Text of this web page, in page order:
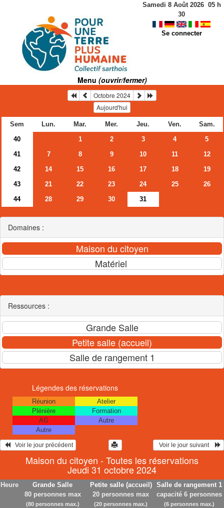
Samedi 8 Août 2026 05h
30
Se connecter
Menu (ouvrir/fermer)
Octobre 2024
Aujourd'hui
Sem Lun. Mar. Mer. Jeu. Ven.
Sam.
40
1 2 3 4
5
41
7 8 9 10 11
12
42
14 15 16 17 18
19
43
21 22 23 24 25
26
44
28 29 30 31
Domaines :
Ressources :
Légendes des réservations
Réunion
Atelier
Plénière
Formation
AG
Autre
Autre
   Voir le jour précédent
  Voir le jour suivant
Maison du citoyen - Toutes les réservations
Jeudi 31 octobre 2024
Heure
Grande Salle
80 personnes max
(80 personnes max.)
Petite salle (accueil)
20 personnes max
(20 personnes max.)
Salle de rangement 1
capacité 6 personnes
(6 personnes max.)